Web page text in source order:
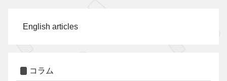
English articles
コラム